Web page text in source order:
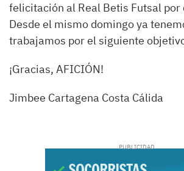
felicitación al Real Betis Futsal por
Desde el mismo domingo ya
trabajamos por el siguiente
¡Gracias, AFICIÓN!
Jimbee Cartagena Costa Cálida